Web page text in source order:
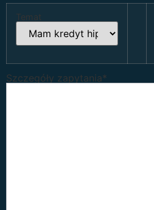
Temat
Szczegóły zapytania*